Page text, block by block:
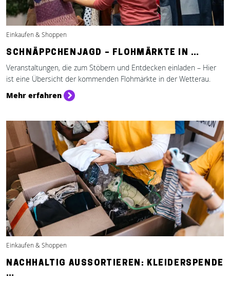
Einkaufen & Shoppen
SCHNÄPPCHENJAGD – FLOHMÄRKTE IN …
Veranstaltungen, die zum Stöbern und Entdecken einladen – Hier
ist eine Übersicht der kommenden Flohmärkte in der Wetterau.
Mehr erfahren
Einkaufen & Shoppen
NACHHALTIG AUSSORTIEREN: KLEIDERSPENDE
…